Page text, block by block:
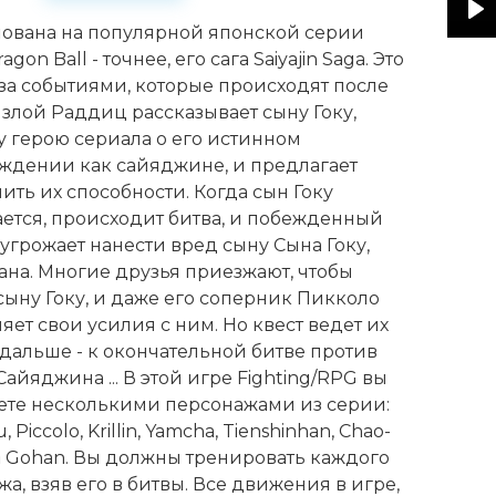
на популярной японской серии
Ball - точнее, его сага Saiyajin Saga. Это
событиями, которые происходят после
злой Раддиц рассказывает сыну Гоку,
герою сериала о его истинном
как сайяджине, и предлагает
их способности. Когда сын Гоку
происходит битва, и побежденный
нанести вред сыну Сына Гоку,
Многие друзья приезжают, чтобы
Гоку, и даже его соперник Пикколо
свои усилия с ним. Но квест ведет их
- к окончательной битве против
... В этой игре Fighting/RPG вы
несколькими персонажами из серии:
Piccolo, Krillin, Yamcha, Tienshinhan, Chao-
Gohan. Вы должны тренировать каждого
взяв его в битвы. Все движения в игре,